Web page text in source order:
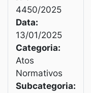
4450/2025
Data:
13/01/2025
Categoria:
Atos
Normativos
Subcategoria: